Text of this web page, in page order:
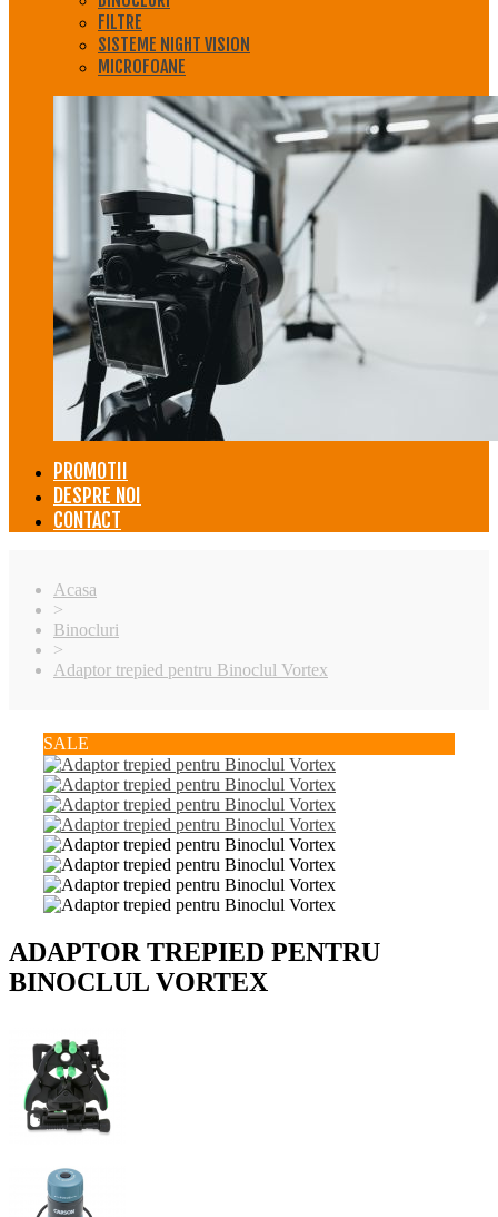
FILTRE
SISTEME NIGHT VISION
MICROFOANE
PROMOTII
DESPRE NOI
CONTACT
Acasa
>
Binocluri
>
Adaptor trepied pentru Binoclul Vortex
SALE
ADAPTOR TREPIED PENTRU
BINOCLUL VORTEX